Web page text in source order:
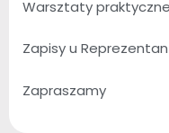
Warsztaty
Zapisy u
Zapraszamy